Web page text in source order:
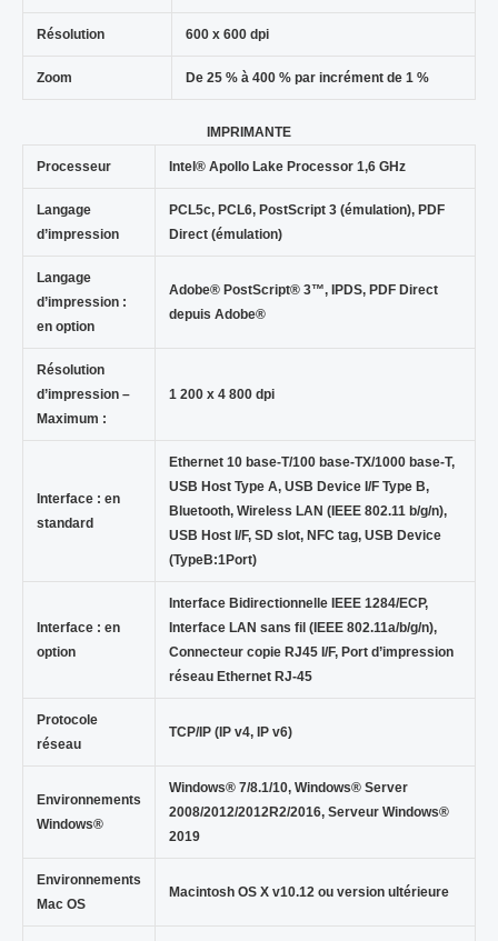
Résolution 600 x 600 dpi
Zoom De 25 % à 400 % par incrément de 1 %
IMPRIMANTE
Processeur Intel® Apollo Lake Processor 1,6 GHz
Langage
d’impression
PCL5c, PCL6, PostScript 3 (émulation), PDF
Direct (émulation)
Langage
d’impression :
en option
Adobe® PostScript® 3™, IPDS, PDF Direct
depuis Adobe®
Résolution
d’impression –
Maximum :
1 200 x 4 800 dpi
Interface : en
standard
Ethernet 10 base-T/100 base-TX/1000 base-T,
USB Host Type A, USB Device I/F Type B,
Bluetooth, Wireless LAN (IEEE 802.11 b/g/n),
USB Host I/F, SD slot, NFC tag, USB Device
(TypeB:1Port)
Interface : en
option
Interface Bidirectionnelle IEEE 1284/ECP,
Interface LAN sans fil (IEEE 802.11a/b/g/n),
Connecteur copie RJ45 I/F, Port d’impression
réseau Ethernet RJ-45
Protocole
réseau
TCP/IP (IP v4, IP v6)
Environnements
Windows®
Windows® 7/8.1/10, Windows® Server
2008/2012/2012R2/2016, Serveur Windows®
2019
Environnements
Mac OS
Macintosh OS X v10.12 ou version ultérieure